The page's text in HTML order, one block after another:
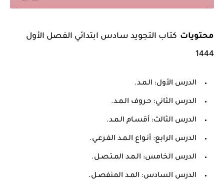
محتويات كتاب التجويد سادس ابتدائي الفصل الأول
1444
الدرس الأول: الـمـد.
الدرس الثاني: حـروف الـمـد.
الدرس الثالث: أقسـام الـمـد.
الدرس الرابع: أنـواع الـمـد الفـرعـي.
الدرس الخامس: الـمـد المـتـصـل.
الدرس السادس: المـد المنفصـل.